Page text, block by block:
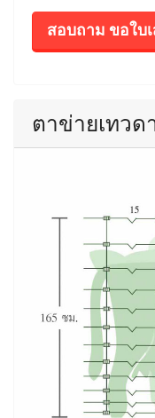
สอบถาม ขอใบ
ตาข่ายเทวด